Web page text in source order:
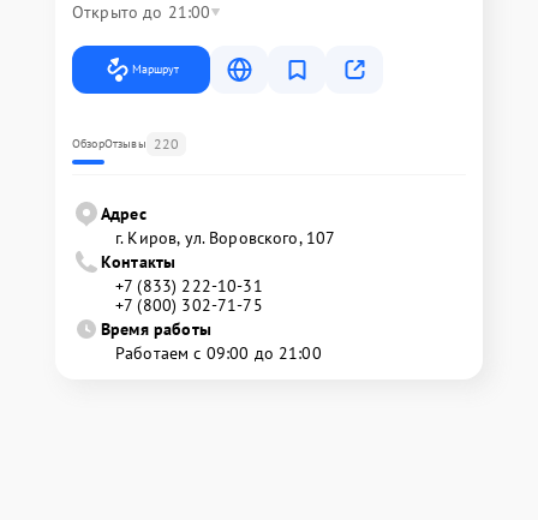
Открыто до 21:00
Маршрут
ОбзорОтзывы 220
Адрес
г. Киров, ул. Воровского, 107
Контакты
+7 (833) 222-10-31
+7 (800) 302-71-75
Время работы
Работаем с 09:00 до 21:00